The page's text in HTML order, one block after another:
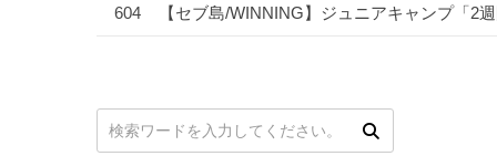
604 【セブ島/WINNING】ジュニアキャンプ「2